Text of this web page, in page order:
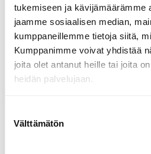
tukemiseen ja kävijämäärämme
jaamme sosiaalisen median,
kumppaneillemme tietoja siitä,
Kumppanimme voivat yhdistää
joita olet antanut heille tai joita
heidän palvelujaan.
valinta
Välttämätön